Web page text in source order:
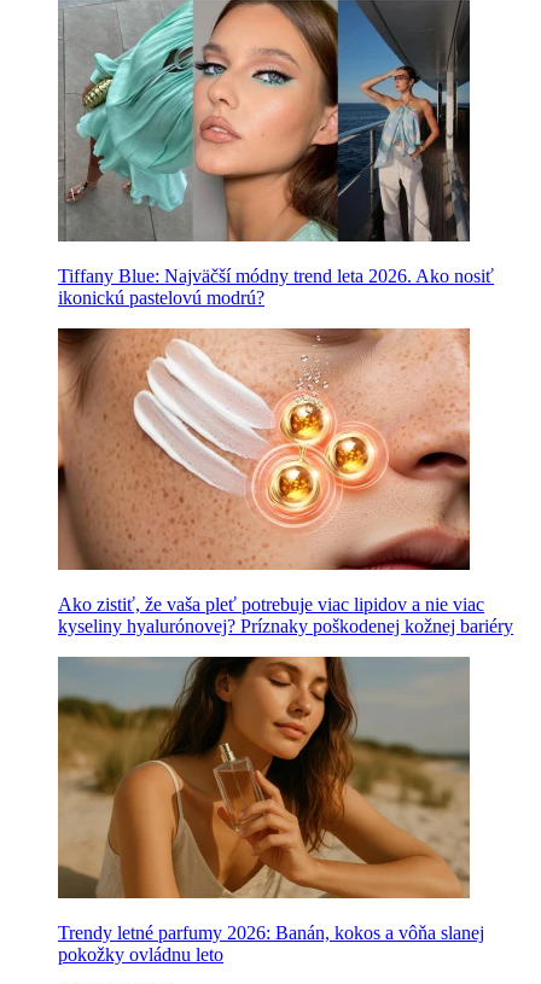
Tiffany Blue: Najväčší módny trend leta 2026. Ako nosiť
ikonickú pastelovú modrú?
Ako zistiť, že vaša pleť potrebuje viac lipidov a nie viac
kyseliny hyalurónovej? Príznaky poškodenej kožnej bariéry
Trendy letné parfumy 2026: Banán, kokos a vôňa slanej
pokožky ovládnu leto